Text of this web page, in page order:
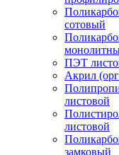
сотовый
ПЭТ
Акрил
листовой
листовой
замковый